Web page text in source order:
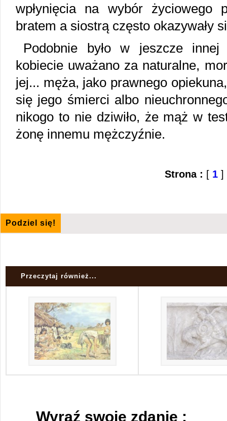
wpłynięcia na wybór życiowego
bratem a siostrą często okazywały
Podobnie było w jeszcze
kobiecie uważano za naturalne,
jej... męża, jako prawnego
się jego śmierci albo
nikogo to nie dziwiło, że mąż w
żonę innemu mężczyźnie.
Strona : [1 ]
Podziel się!
Przeczytaj również...
Wyraź swoje zdanie :